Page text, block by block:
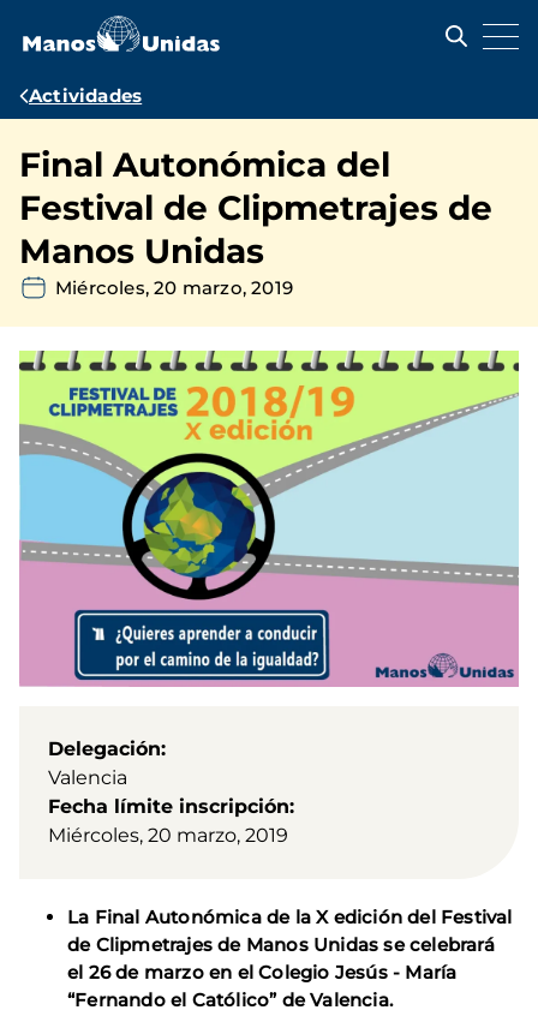
contenido
Ruta
navegación
Actividades
Final Autonómica del
Festival de Clipmetrajes de
Manos Unidas
Miércoles, 20 marzo, 2019
Delegación
Valencia
Fecha límite inscripción
Miércoles, 20 marzo, 2019
La Final Autonómica de la X edición del Festival
de Clipmetrajes de Manos Unidas se celebrará
el 26 de marzo en el Colegio Jesús - María
“Fernando el Católico” de Valencia.